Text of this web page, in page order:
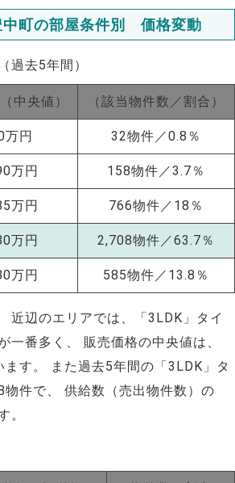
中町の部屋条件別 価格変動
過去5年間）
中央値） （該当物件数／割合）
万円 32物件／0.8％
万円 158物件／3.7％
万円 766物件／18％
万円 2,708物件／63.7％
万円 585物件／13.8％
近辺のエリアでは、「3LDK」タイ
一番多く、 販売価格の中央値は、
す。 また過去5年間の「3LDK」タ
件で、 供給数（売出物件数）の
。